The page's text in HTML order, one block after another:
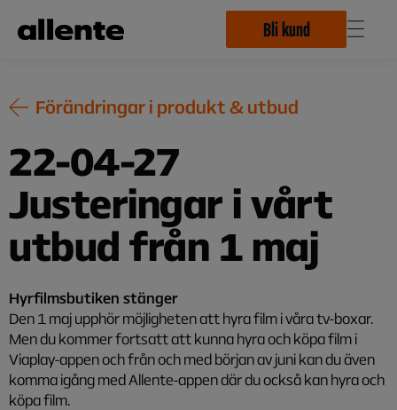
Bli kund
Förändringar i produkt & utbud
22-04-27
Justeringar i vårt
utbud från 1 maj
Hyrfilmsbutiken stänger
Den 1 maj upphör möjligheten att hyra film i våra tv-boxar.
Men du kommer fortsatt att kunna hyra och köpa film i
Viaplay-appen och från och med början av juni kan du även
komma igång med Allente-appen där du också kan hyra och
köpa film.